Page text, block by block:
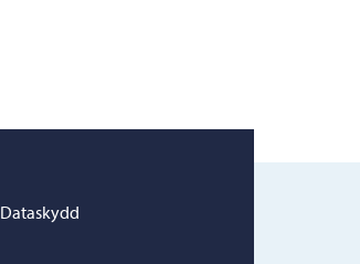
Dataskydd